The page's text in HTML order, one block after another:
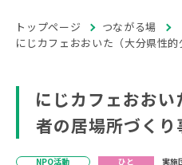
トップページ
つながる場
にじカフェおおいた（大分県性的
にじカフェおお
者の居場所づくり
NPO活動 ひと 実施